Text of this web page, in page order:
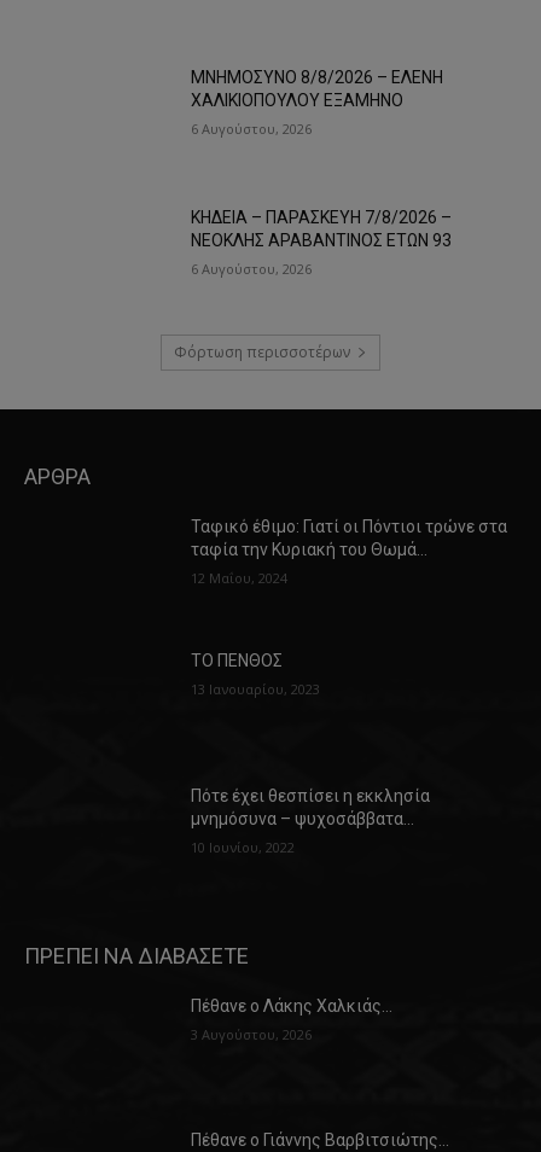
ΜΝΗΜΟΣΥΝΟ 8/8/2026 – ΕΛΕΝΗ
ΧΑΛΙΚΙΟΠΟΥΛΟΥ ΕΞΑΜΗΝΟ
6 Αυγούστου, 2026
ΚΗΔΕΙΑ – ΠΑΡΑΣΚΕΥΗ 7/8/2026 –
ΝΕΟΚΛΗΣ ΑΡΑΒΑΝΤΙΝΟΣ ΕΤΩΝ 93
6 Αυγούστου, 2026
Φόρτωση περισσοτέρων
ΑΡΘΡΑ
Ταφικό έθιμο: Γιατί οι Πόντιοι τρώνε στα
ταφία την Κυριακή του Θωμά…
12 Μαΐου, 2024
ΤΟ ΠΕΝΘΟΣ
13 Ιανουαρίου, 2023
Πότε έχει θεσπίσει η εκκλησία
μνημόσυνα – ψυχοσάββατα…
10 Ιουνίου, 2022
ΠΡΕΠΕΙ ΝΑ ΔΙΑΒΑΣΕΤΕ
Πέθανε ο Λάκης Χαλκιάς…
3 Αυγούστου, 2026
Πέθανε ο Γιάννης Βαρβιτσιώτης…